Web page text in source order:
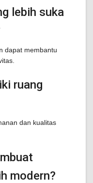
lebih suka
dapat membantu
ruang
dan kualitas
modern?